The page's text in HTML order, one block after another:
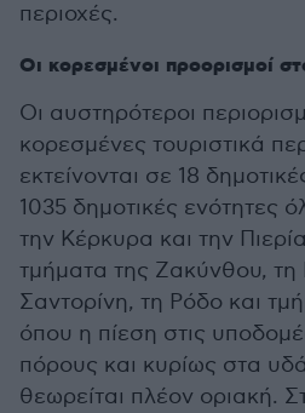
περιοχές.
Οι κορεσμένοι προορισμοί
Οι αυστηρότεροι
κορεσμένες τουριστικά
εκτείνονται σε 18
1035 δημοτικές ενότητες
την Κέρκυρα και την
τμήματα της Ζακύνθου,
Σαντορίνη, τη Ρόδο και
όπου η πίεση στις
πόρους και κυρίως στα
θεωρείται πλέον οριακή.